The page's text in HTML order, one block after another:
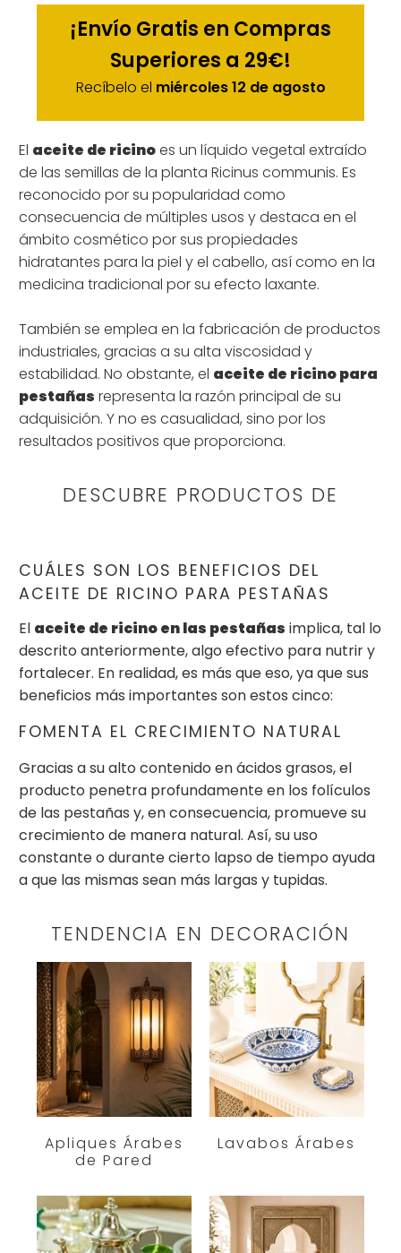
¡Envío Gratis en Compras
Superiores a 29€!
Recíbelo el miércoles 12 de agosto
El aceite de ricinoes un líquido vegetal extraído
de las semillas de la planta Ricinus communis. Es
reconocido por su popularidad como
consecuencia de múltiples usos y destaca en el
ámbito cosmético por sus propiedades
hidratantes para la piel y el cabello, así como en la
medicina tradicional por su efecto laxante.
También se emplea en la fabricación de productos
industriales, gracias a su alta viscosidad y
estabilidad. No obstante, el aceite de ricino para
pestañas representa la razón principal de su
adquisición. Y no es casualidad, sino por los
resultados positivos que proporciona.
DESCUBRE PRODUCTOS DE
CUÁLES SON LOS BENEFICIOS DEL
ACEITE DE RICINO PARA PESTAÑAS
El aceite de ricino en las pestañas implica, tal lo
descrito anteriormente, algo efectivo para nutrir y
fortalecer. En realidad, es más que eso, ya que sus
beneficios más importantes son estos cinco:
FOMENTA EL CRECIMIENTO NATURAL
Gracias a su alto contenido en ácidos grasos, el
producto penetra profundamente en los folículos
de las pestañas y, en consecuencia, promueve su
crecimiento de manera natural. Así, su uso
constante o durante cierto lapso de tiempo ayuda
a que las mismas sean más largas y tupidas.
TENDENCIA EN DECORACIÓN
Apliques Árabes
de Pared
Lavabos Árabes